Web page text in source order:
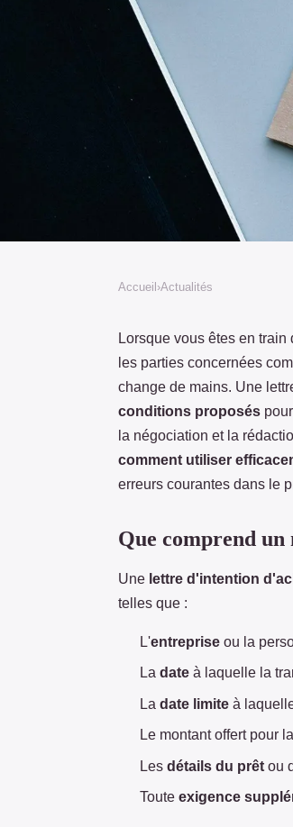
utiliser un
d'achat ?
Accueil ›Actualités
Lorsque vous êtes en
les parties concernées
change de mains. Une
conditions proposés
la négociation et la
comment utiliser
erreurs courantes dans le
Que comprend
Une lettre d'intention
telles que :
L'entreprise ou la
La date à laquelle la
La date limite à
Le montant offert pour
Les détails du prêt ou
Toute exigence